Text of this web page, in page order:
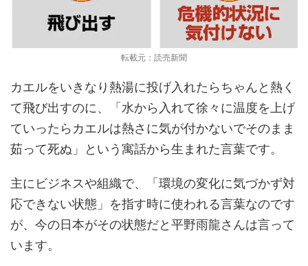
転載元：読売新聞
カエルをいきなり熱湯に投げ入れたらちゃんと熱く
て飛び出すのに、「水から入れて徐々に温度を上げ
ていったらカエルは熱さに気が付かないでそのまま
茹って死ぬ」という寓話から生まれた言葉です。
主にビジネスや組織で、「環境の変化に気づかず対
応できない状態」を指す時に使われる言葉なのです
が、今の日本がその状態だと平野雨龍さんは言って
います。